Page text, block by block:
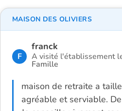
F
franck
A visité l'établissement
Famille
maison de retraite a
agréable et serviable.
MAISON DES OLIVIERS